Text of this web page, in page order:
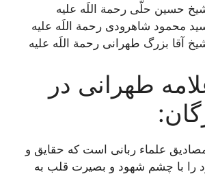
شیخ حسین حلّی رحمة اللَه علیه
سید محمود شاهرودی رحمة اللَه علیه
آقا بزرگ طهرانی رحمة اللَه علیه
طهرانی در
مصاديق علماء ربانی است كه حقایق و
را با چشم شهود و بصيرت قلب به